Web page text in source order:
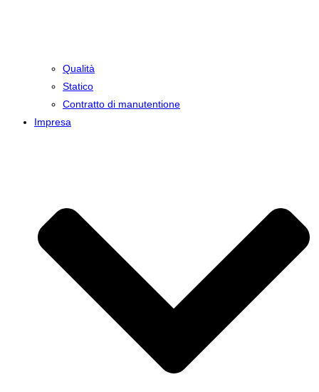
Qualità
Statico
Contratto di manutentione
Impresa